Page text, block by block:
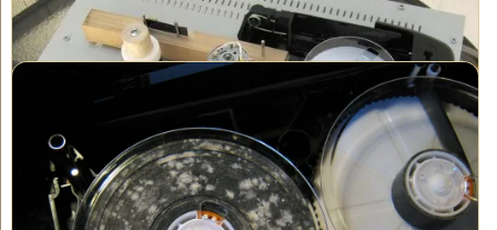
Umgebung verwendet. Papierbandrollen werden kontinuierlich
erneuert, während das Band gereinigt wird.
Wenn Ihre Bänder so verschimmelt sind wie dieses, dürfen Sie
keine Wunder erwarten. Wir werden sie durch unseren speziellen
Schimmelreduzierungs-/Entfernungsprozess laufen lassen und
für einen anständigen Transfer daraus streben. Allerdings
werden wir das Doppelte unseres regulären Preises für diesen
aufwändigen
Schimmelreduzierungs-/Entfernungsreinigungsprozess